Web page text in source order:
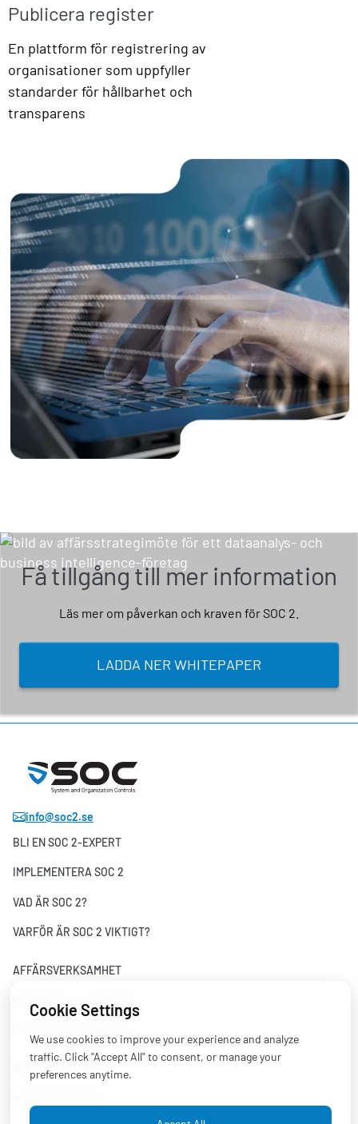
Publicera register
En plattform för registrering av
organisationer som uppfyller
standarder för hållbarhet och
transparens
Få tillgång till mer information
Läs mer om påverkan och kraven för SOC 2.
LADDA NER WHITEPAPER
info@soc2.se
BLI EN SOC 2-EXPERT
IMPLEMENTERA SOC 2
VAD ÄR SOC 2?
VARFÖR ÄR SOC 2 VIKTIGT?
AFFÄRSVERKSAMHET
OM PLATTFORMEN
Cookie Settings
We use cookies to improve your experience and analyze
traffic. Click "Accept All" to consent, or manage your
preferences anytime.